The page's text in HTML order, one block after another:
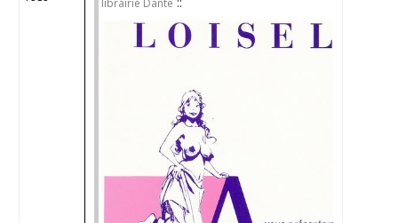
librairie Dante